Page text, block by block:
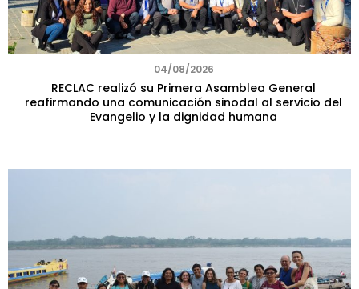
04/08/2026
RECLAC realizó su Primera Asamblea General
reafirmando una comunicación sinodal al servicio del
Evangelio y la dignidad humana